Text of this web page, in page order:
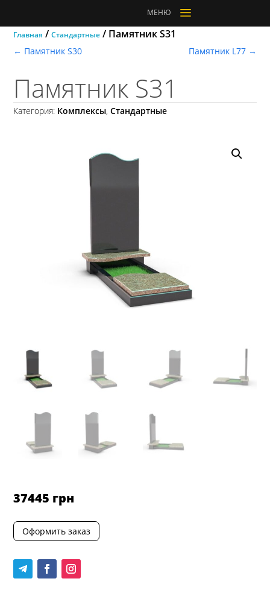
МЕНЮ a
Главная / Стандартные/ Памятник S31
← Памятник S30 Памятник L77 →
Памятник S31
Категория: Комплексы, Стандартные
37445 грн
Оформить заказ